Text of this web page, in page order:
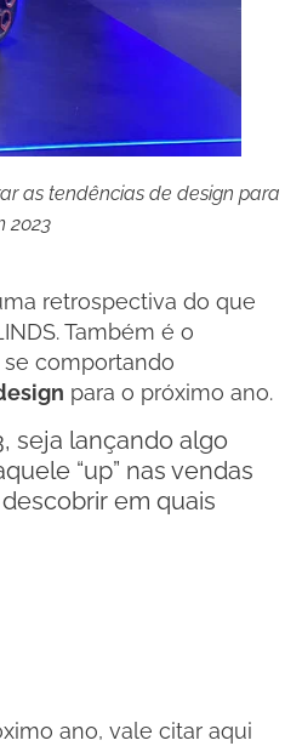
as tendências de design para
2023
retrospectiva do que
Também é o
comportando
para o próximo ano.
seja lançando algo
“up” nas vendas
em quais
ano, vale citar aqui